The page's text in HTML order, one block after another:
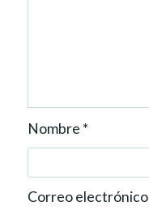
Nombre *
Correo electrónico